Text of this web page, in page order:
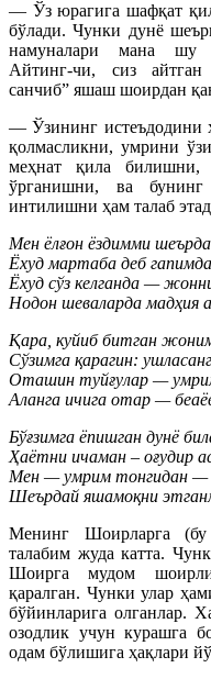
— Ўз юрагига шафқат
бўлади. Чунки дунё
намуналари мана шу
Айтинг-чи, сиз
санчиб” яшаш шоирдан
— Ўзининг истеъдодини
қолмасликни, умрини
меҳнат қила
ўрганишни, ва
интилишни ҳам талаб
Мен ёлғон ёздимми
Ёхуд мартаба деб
Ёхуд сўз келганда —
Нодон шеваларда мадҳия
Қара, куйиб битган
Сўзимга қарагин:
Оташин туйғулар —
Аланга ичига отар —
Бўғзимга ёпишган дунё
Ҳаётни ичаман – оғудир
Мен — умрим тонгидан —
Шеърдай яшамоқни
Менинг Шоирларга
талабим жуда катта.
Шоирга мудом
қаралган. Чунки улар
бўйинларига олганлар.
озодлик учун курашга
одам бўлишига ҳақлари